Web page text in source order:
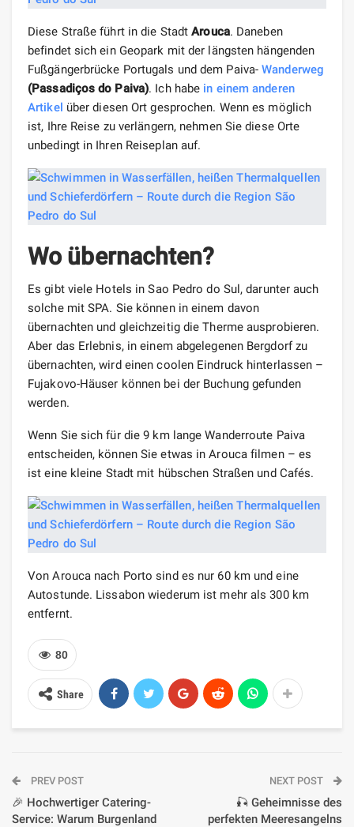
Diese Straße führt in die StadtArouca. Daneben
befindet sich ein Geopark mit der längsten hängenden
Fußgängerbrücke Portugals und dem Paiva-Wanderweg
(Passadiços do Paiva). Ich habe in einem anderen
Artikel über diesen Ort gesprochen. Wenn es möglich
ist, Ihre Reise zu verlängern, nehmen Sie diese Orte
unbedingt in Ihren Reiseplan auf.
Wo übernachten?
Es gibt viele Hotels in Sao Pedro do Sul, darunter auch
solche mit SPA. Sie können in einem davon
übernachten und gleichzeitig die Therme ausprobieren.
Aber das Erlebnis, in einem abgelegenen Bergdorf zu
übernachten, wird einen coolen Eindruck hinterlassen –
Fujakovo-Häuser können bei der Buchung gefunden
werden.
Wenn Sie sich für die 9 km lange Wanderroute Paiva
entscheiden, können Sie etwas in Arouca filmen – es
ist eine kleine Stadt mit hübschen Straßen und Cafés.
Von Arouca nach Porto sind es nur 60 km und eine
Autostunde. Lissabon wiederum ist mehr als 300 km
entfernt.
80
Share
PREV POST
🎉 Hochwertiger Catering-
Service: Warum Burgenland
NEXT POST
🎣 Geheimnisse des
perfekten Meeresangelns